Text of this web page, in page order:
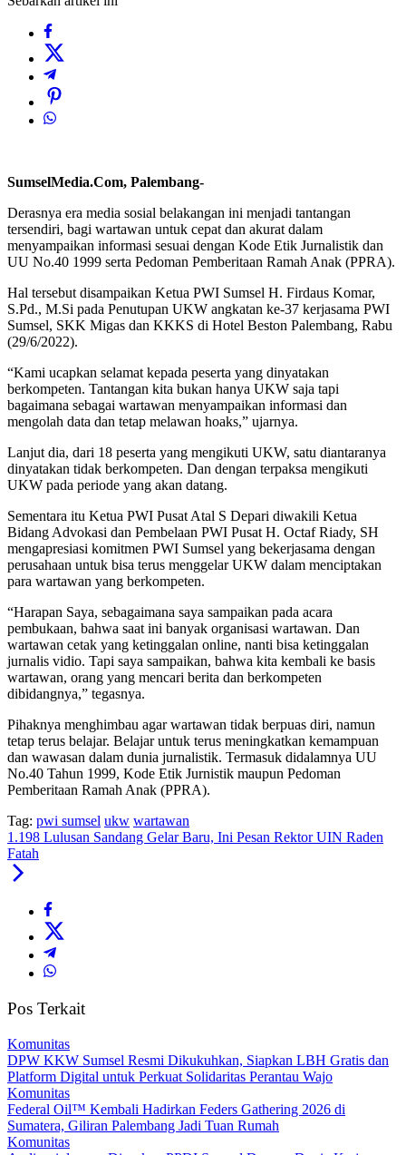
SumselMedia.Com, Palembang-
Derasnya era media sosial belakangan ini menjadi tantangan
tersendiri, bagi wartawan untuk cepat dan akurat dalam
menyampaikan informasi sesuai dengan Kode Etik Jurnalistik dan
UU No.40 1999 serta Pedoman Pemberitaan Ramah Anak (PPRA).
Hal tersebut disampaikan Ketua PWI Sumsel H. Firdaus Komar,
S.Pd., M.Si pada Penutupan UKW angkatan ke-37 kerjasama PWI
Sumsel, SKK Migas dan KKKS di Hotel Beston Palembang, Rabu
(29/6/2022).
“Kami ucapkan selamat kepada peserta yang dinyatakan
berkompeten. Tantangan kita bukan hanya UKW saja tapi
bagaimana sebagai wartawan menyampaikan informasi dan
mengolah data dan tetap melawan hoaks,” ujarnya.
Lanjut dia, dari 18 peserta yang mengikuti UKW, satu diantaranya
dinyatakan tidak berkompeten. Dan dengan terpaksa mengikuti
UKW pada periode yang akan datang.
Sementara itu Ketua PWI Pusat Atal S Depari diwakili Ketua
Bidang Advokasi dan Pembelaan PWI Pusat H. Octaf Riady, SH
mengapresiasi komitmen PWI Sumsel yang bekerjasama dengan
perusahaan untuk bisa terus menggelar UKW dalam menciptakan
para wartawan yang berkompeten.
“Harapan Saya, sebagaimana saya sampaikan pada acara
pembukaan, bahwa saat ini banyak organisasi wartawan. Dan
wartawan cetak yang ketinggalan online, nanti bisa ketinggalan
jurnalis vidio. Tapi saya sampaikan, bahwa kita kembali ke basis
wartawan, orang yang mencari berita dan berkompeten
dibidangnya,” tegasnya.
Pihaknya menghimbau agar wartawan tidak berpuas diri, namun
tetap terus belajar. Belajar untuk terus meningkatkan kemampuan
dan wawasan dalam dunia jurnalistik. Termasuk didalamnya UU
No.40 Tahun 1999, Kode Etik Jurnistik maupun Pedoman
Pemberitaan Ramah Anak (PPRA).
Tag: pwi sumsel ukw wartawan
1.198 Lulusan Sandang Gelar Baru, Ini Pesan Rektor UIN Raden
Fatah
Pos Terkait
Komunitas
DPW KKW Sumsel Resmi Dikukuhkan, Siapkan LBH Gratis dan
Platform Digital untuk Perkuat Solidaritas Perantau Wajo
Komunitas
Federal Oil™️ Kembali Hadirkan Feders Gathering 2026 di
Sumatera, Giliran Palembang Jadi Tuan Rumah
Komunitas